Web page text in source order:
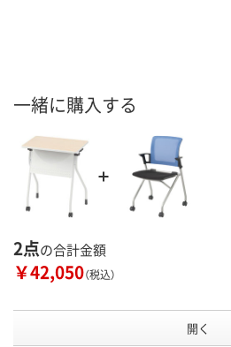
一緒に購入する
2点の合計金額
￥42,050（税込）
開く